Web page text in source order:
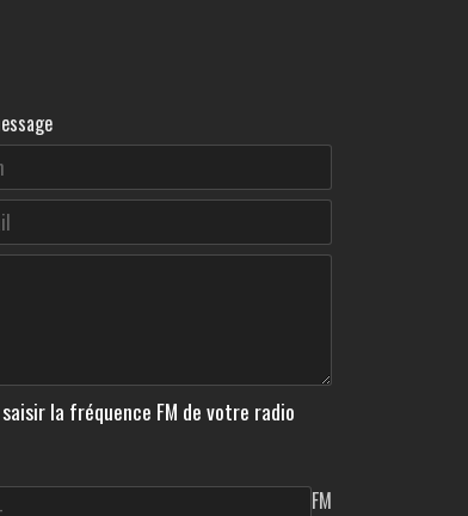
la fréquence FM de votre radio
FM